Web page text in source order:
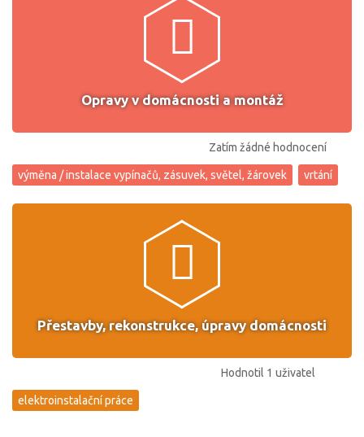
Opravy v domácnosti a montáž
Zatím žádné hodnocení
výměna / instalace vypínačů, zásuvek, světel, žárovek vrtání
Přestavby, rekonstrukce, úpravy domácnosti
Hodnotil 1 uživatel
elektroinstalační práce